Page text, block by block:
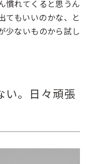
慣れてくると思うん
てもいいのかな、と
少ないものから試し
い。日々頑張